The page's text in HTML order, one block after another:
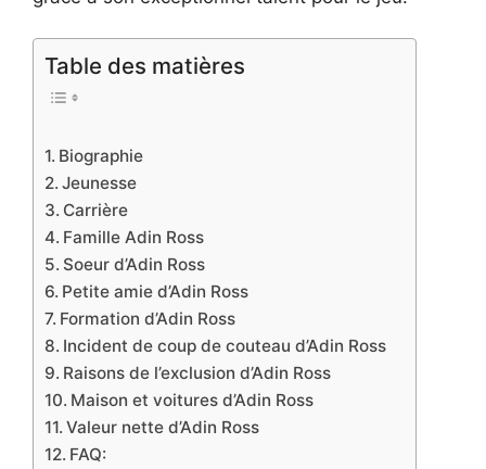
Table des matières
Biographie
Jeunesse
Carrière
Famille Adin Ross
Soeur d’Adin Ross
Petite amie d’Adin Ross
Formation d’Adin Ross
Incident de coup de couteau d’Adin Ross
Raisons de l’exclusion d’Adin Ross
Maison et voitures d’Adin Ross
Valeur nette d’Adin Ross
FAQ: